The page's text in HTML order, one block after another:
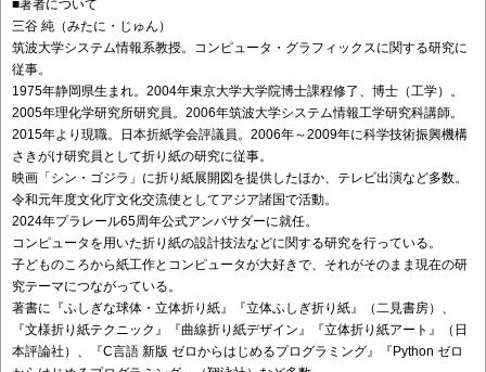
■著者について
三谷 純（みたに・じゅん）
筑波大学システム情報系教授。コンピュータ・グラフィックスに関する研究に
従事。
1975年静岡県生まれ。2004年東京大学大学院博士課程修了、博士（工学）。
2005年理化学研究所研究員。2006年筑波大学システム情報工学研究科講師。
2015年より現職。日本折紙学会評議員。2006年～2009年に科学技術振興機構
さきがけ研究員として折り紙の研究に従事。
映画「シン・ゴジラ」に折り紙展開図を提供したほか、テレビ出演など多数。
令和元年度文化庁文化交流使としてアジア諸国で活動。
2024年プラレール65周年公式アンバサダーに就任。
コンピュータを用いた折り紙の設計技法などに関する研究を行っている。
子どものころから紙工作とコンピュータが大好きで、それがそのまま現在の研
究テーマにつながっている。
著書に『ふしぎな球体・立体折り紙』『立体ふしぎ折り紙』（二見書房）、
『文様折り紙テクニック』『曲線折り紙デザイン』『立体折り紙アート』（日
本評論社）、『C言語 新版 ゼロからはじめるプログラミング』『Python ゼロ